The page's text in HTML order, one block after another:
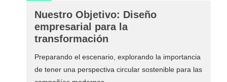
Nuestro Objetivo: Diseño
empresarial para la
transformación
Preparando el escenario, explorando la importancia
de tener una perspectiva circular sostenible para las